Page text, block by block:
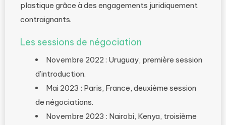
plastique grâce à des engagements juridiquement
contraignants.
Les sessions de négociation
Novembre 2022 : Uruguay, première session
d’introduction.
Mai 2023 : Paris, France, deuxième session
de négociations.
Novembre 2023 : Nairobi, Kenya, troisième